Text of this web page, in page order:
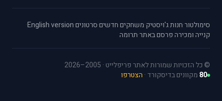
סימולטור·חנות ג'ויסטיק·משחקים חדשים·סרטונים·
English version
·
קנייה ומכירה·פרסם באתר·תרומה
© כל הזכויות שמורות לאתר פריפלייט · 2005–2026
80 מקוונים בדיסקורד · הצטרפו